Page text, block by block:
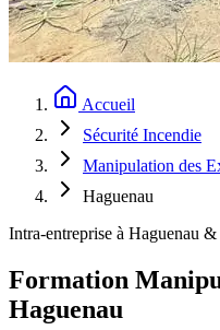
Accueil
Sécurité Incendie
Manipulation des
Haguenau
Intra-entreprise à Haguenau
Formation
Haguenau